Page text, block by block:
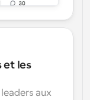
et les
aux